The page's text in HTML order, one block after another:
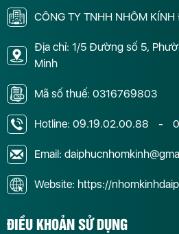
CÔNG TY TNHH NHÔM
Địa chỉ: 1/5 Đường số 5,
Minh
Mã số thuế: 0316769803
Hotline: 09.19.02.00.88 -
Email:
Website: https://
ĐIỀU KHOẢN SỬ DỤNG